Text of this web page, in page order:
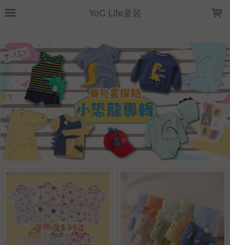
YoC Life童裝
上架時間 銷售價格
樣式尺寸篩選
全部樣式 藍 黃
白
灰
恐龍 粉 黑
藍恐龍
淺藍
全部尺寸 M(3-5歲) 66 73
80
100
130
140